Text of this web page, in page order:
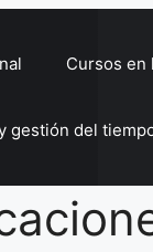
Cursos en
gestión del